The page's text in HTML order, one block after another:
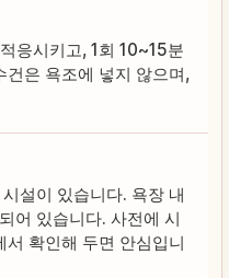
응시키고, 1회 10~15분
건은 욕조에 넣지 않으며,
설이 있습니다. 욕장 내
어 있습니다. 사전에 시
확인해 두면 안심입니